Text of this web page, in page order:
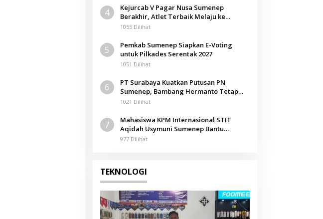
4
Kejurcab V Pagar Nusa Sumenep
Berakhir, Atlet Terbaik Melaju ke
Kejurwil Jatim
1055 Dilihat
5
Pemkab Sumenep Siapkan E-Voting
untuk Pilkades Serentak 2027
1051 Dilihat
6
PT Surabaya Kuatkan Putusan PN
Sumenep, Bambang Hermanto Tetap
Dinyatakan Pemilik Sah Tanah di
1021 Dilihat
7
Mahasiswa KPM Internasional STIT
Aqidah Usymuni Sumenep Bantu
Pengurusan Jenazah WNI di Malaysia
977 Dilihat
TEKNOLOGI